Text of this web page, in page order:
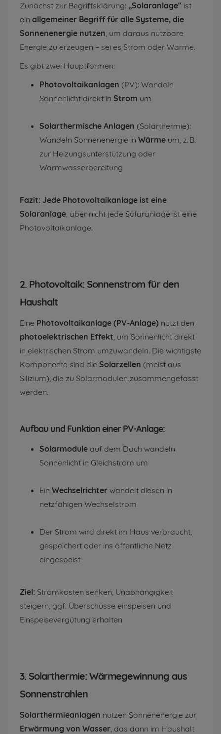
Zunächst zur Begriffsklärung: „Solaranlage“ ist
ein allgemeiner Begriff für alle Systeme, die
Sonnenenergie nutzen, um daraus nutzbare
Energie zu erzeugen – sei es Strom oder Wärme.
Es gibt zwei Hauptformen:
Photovoltaikanlagen (PV): Wandeln
Sonnenlicht direkt in Strom um
Solarthermische Anlagen (Solarthermie):
Wandeln Sonnenenergie in Wärme um, z. B.
zur Heizungsunterstützung oder
Warmwasserbereitung
Fazit: Jede Photovoltaikanlage ist eine
Solaranlage, aber nicht jede Solaranlage ist eine
Photovoltaikanlage.
2. Photovoltaik: Sonnenstrom für den
Haushalt
Eine Photovoltaikanlage (PV-Anlage) nutzt den
photoelektrischen Effekt, um Sonnenlicht direkt
in elektrischen Strom umzuwandeln. Die wichtigste
Komponente sind die Solarzellen (meist aus
Silizium), die zu Solarmodulen zusammengefasst
werden.
Aufbau und Funktion einer PV-Anlage:
Solarmodule auf dem Dach wandeln
Sonnenlicht in Gleichstrom um
Ein Wechselrichter wandelt diesen in
netzfähigen Wechselstrom
Der Strom wird direkt im Haus verbraucht,
gespeichert oder ins öffentliche Netz
eingespeist
Ziel: Stromkosten senken, Unabhängigkeit
steigern, ggf. Überschüsse einspeisen und
Einspeisevergütung erhalten
3. Solarthermie: Wärmegewinnung aus
Sonnenstrahlen
Solarthermieanlagen nutzen Sonnenenergie zur
Erwärmung von Wasser, das dann im Haushalt